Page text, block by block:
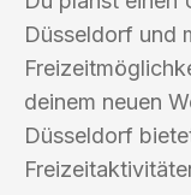
Düsseldorf und
deinem neuen
Düsseldorf